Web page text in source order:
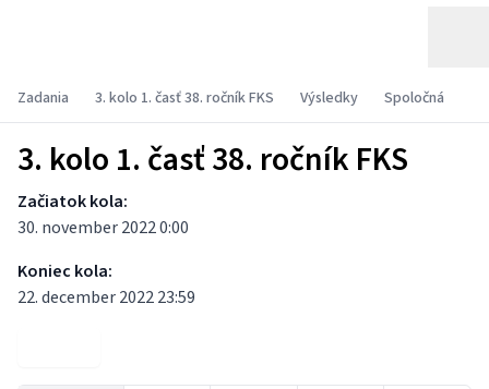
Zadania 3. kolo 1. časť 38. ročník FKS Výsledky Spoločná
3. kolo 1. časť 38. ročník FKS
Začiatok kola:
30. november 2022 0:00
Koniec kola:
22. december 2022 23:59